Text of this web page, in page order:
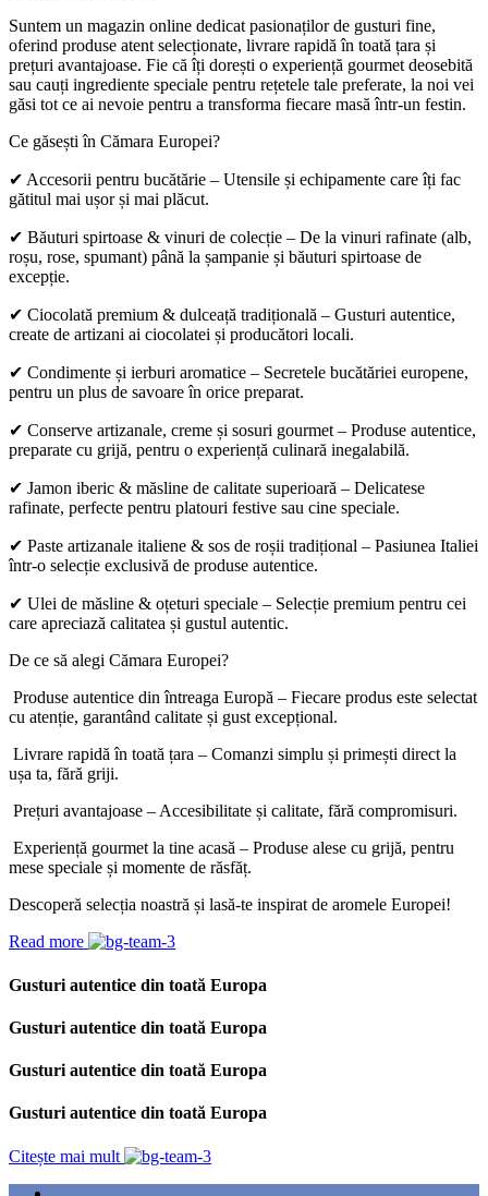
Suntem un magazin online dedicat pasionaților de gusturi fine,
oferind produse atent selecționate, livrare rapidă în toată țara și
prețuri avantajoase. Fie că îți dorești o experiență gourmet deosebită
sau cauți ingrediente speciale pentru rețetele tale preferate, la noi vei
găsi tot ce ai nevoie pentru a transforma fiecare masă într-un festin.
Ce găsești în Cămara Europei?
✔ Accesorii pentru bucătărie – Utensile și echipamente care îți fac
gătitul mai ușor și mai plăcut.
✔ Băuturi spirtoase & vinuri de colecție – De la vinuri rafinate (alb,
roșu, rose, spumant) până la șampanie și băuturi spirtoase de
excepție.
✔ Ciocolată premium & dulceață tradițională – Gusturi autentice,
create de artizani ai ciocolatei și producători locali.
✔ Condimente și ierburi aromatice – Secretele bucătăriei europene,
pentru un plus de savoare în orice preparat.
✔ Conserve artizanale, creme și sosuri gourmet – Produse autentice,
preparate cu grijă, pentru o experiență culinară inegalabilă.
✔ Jamon iberic & măsline de calitate superioară – Delicatese
rafinate, perfecte pentru platouri festive sau cine speciale.
✔ Paste artizanale italiene & sos de roșii tradițional – Pasiunea Italiei
într-o selecție exclusivă de produse autentice.
✔ Ulei de măsline & oțeturi speciale – Selecție premium pentru cei
care apreciază calitatea și gustul autentic.
De ce să alegi Cămara Europei?
Produse autentice din întreaga Europă – Fiecare produs este selectat
cu atenție, garantând calitate și gust excepțional.
Livrare rapidă în toată țara – Comanzi simplu și primești direct la
ușa ta, fără griji.
Prețuri avantajoase – Accesibilitate și calitate, fără compromisuri.
Experiență gourmet la tine acasă – Produse alese cu grijă, pentru
mese speciale și momente de răsfăț.
Descoperă selecția noastră și lasă-te inspirat de aromele Europei!
Read more
Gusturi autentice din toată Europa
Gusturi autentice din toată Europa
Gusturi autentice din toată Europa
Gusturi autentice din toată Europa
Citește mai mult